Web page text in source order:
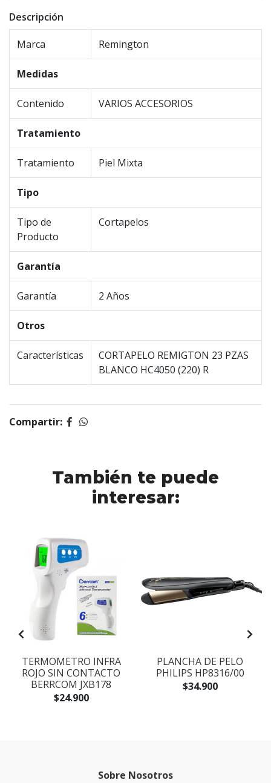
Descripción
Marca Remington
Medidas
Contenido VARIOS ACCESORIOS
Tratamiento
Tratamiento Piel Mixta
Tipo
Tipo de
Producto
Cortapelos
Garantía
Garantía 2 Años
Otros
Características
CORTAPELO REMIGTON 23 PZAS
BLANCO HC4050 (220) R
Compartir:
También te puede
interesar:
TERMOMETRO INFRA
ROJO SIN CONTACTO
BERRCOM JXB178
$24.900
PLANCHA DE PELO
PHILIPS HP8316/00
$34.900
Sobre Nosotros